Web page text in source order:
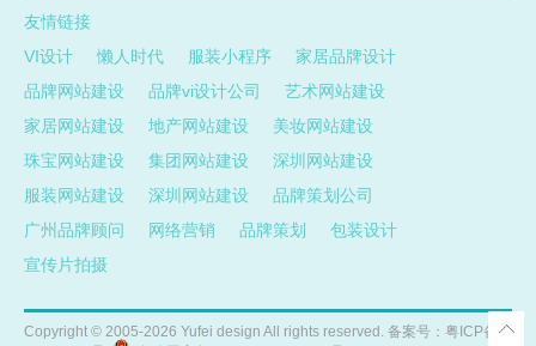
友情链接
VI设计
懒人时代 服装小程序
家居品牌设计
品牌网站建设
品牌vi设计公司
艺术网站建设
家居网站建设
地产网站建设
美妆网站建设
珠宝网站建设
集团网站建设
深圳网站建设
服装网站建设
深圳网站建设
品牌策划公司
广州品牌顾问
网络营销 品牌策划
包装设计
宣传片拍摄
Copyright © 2005-2026 Yufei design All rights reserved. 备案号： 粤ICP备